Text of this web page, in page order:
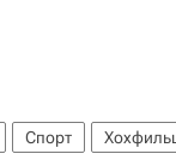
Спорт